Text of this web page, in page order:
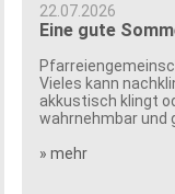
22.07.2026
Eine gute
Vieles kann
akkustisch klingt
wahrnehmbar und
» mehr